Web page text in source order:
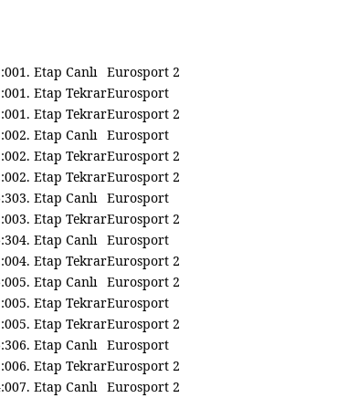
1. Etap Canlı Eurosport 2
1. Etap TekrarEurosport
1. Etap TekrarEurosport 2
2. Etap Canlı Eurosport
2. Etap TekrarEurosport 2
2. Etap TekrarEurosport 2
3. Etap Canlı Eurosport
3. Etap TekrarEurosport 2
4. Etap Canlı Eurosport
4. Etap TekrarEurosport 2
5. Etap Canlı Eurosport 2
5. Etap TekrarEurosport
5. Etap TekrarEurosport 2
6. Etap Canlı Eurosport
6. Etap TekrarEurosport 2
7. Etap Canlı Eurosport 2